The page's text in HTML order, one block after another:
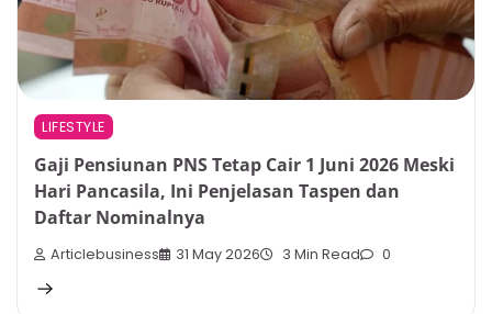
LIFESTYLE
Gaji Pensiunan PNS Tetap Cair 1 Juni 2026 Meski
Hari Pancasila, Ini Penjelasan Taspen dan
Daftar Nominalnya
Articlebusiness 31 May 2026 3 Min Read 0